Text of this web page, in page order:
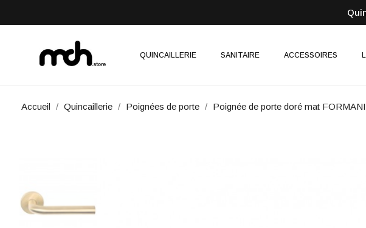
QUINCAILLERIE SANITAIRE ACCESSOIRES
Accueil Quincaillerie Poignées de porte Poignée de porte doré mat